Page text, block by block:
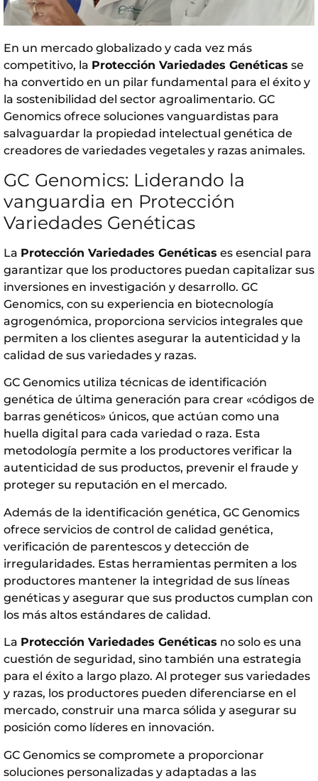
En un mercado globalizado y cada vez más
competitivo, la Protección Variedades Genéticas se
ha convertido en un pilar fundamental para el éxito y
la sostenibilidad del sector agroalimentario. GC
Genomics ofrece soluciones vanguardistas para
salvaguardar la propiedad intelectual genética de
creadores de variedades vegetales y razas animales.
GC Genomics: Liderando la
vanguardia en Protección
Variedades Genéticas
La Protección Variedades Genéticas es esencial para
garantizar que los productores puedan capitalizar sus
inversiones en investigación y desarrollo. GC
Genomics, con su experiencia en biotecnología
agrogenómica, proporciona servicios integrales que
permiten a los clientes asegurar la autenticidad y la
calidad de sus variedades y razas.
GC Genomics utiliza técnicas de identificación
genética de última generación para crear «códigos de
barras genéticos» únicos, que actúan como una
huella digital para cada variedad o raza. Esta
metodología permite a los productores verificar la
autenticidad de sus productos, prevenir el fraude y
proteger su reputación en el mercado.
Además de la identificación genética, GC Genomics
ofrece servicios de control de calidad genética,
verificación de parentescos y detección de
irregularidades. Estas herramientas permiten a los
productores mantener la integridad de sus líneas
genéticas y asegurar que sus productos cumplan con
los más altos estándares de calidad.
La Protección Variedades Genéticas no solo es una
cuestión de seguridad, sino también una estrategia
para el éxito a largo plazo. Al proteger sus variedades
y razas, los productores pueden diferenciarse en el
mercado, construir una marca sólida y asegurar su
posición como líderes en innovación.
GC Genomics se compromete a proporcionar
soluciones personalizadas y adaptadas a las